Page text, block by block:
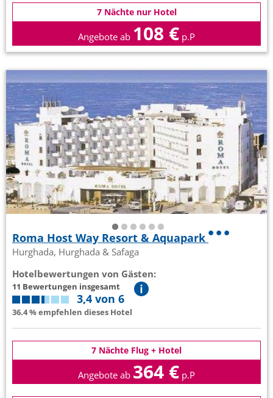
7 Nächte nur Hotel
Angebote ab 108 € p.P
Roma Host Way Resort & Aquapark
Hurghada, Hurghada & Safaga
Hotelbewertungen von Gästen:
11 Bewertungen insgesamt
3,4 von 6
36.4 % empfehlen dieses Hotel
7 Nächte Flug + Hotel
Angebote ab 364 € p.P